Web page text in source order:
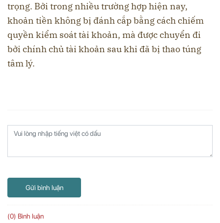
trọng. Bởi trong nhiều trường hợp hiện nay,
khoản tiền không bị đánh cắp bằng cách chiếm
quyền kiểm soát tài khoản, mà được chuyển đi
bởi chính chủ tài khoản sau khi đã bị thao túng
tâm lý.
Gửi bình luận
(0) Bình luận